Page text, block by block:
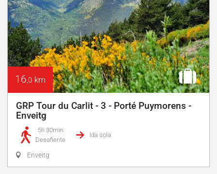
16,0 km
GRP Tour du Carlit - 3 - Porté Puymorens -
Enveitg
5h 30min
Desafiente
Ida sola
Enveitg